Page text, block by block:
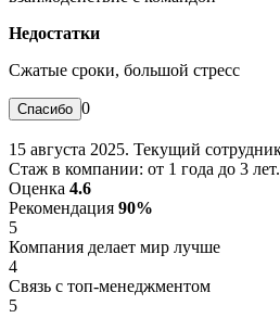
Недостатки
Сжатые сроки, большой стресс
0
15 августа 2025. Текущий
Стаж в компании: от 1 года до 3
Оценка 4.6
Рекомендация 90%
5
Компания делает мир лучше
4
Связь с топ-менеджментом
5